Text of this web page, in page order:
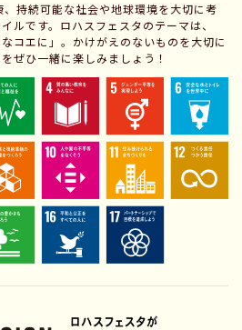
、持続可能な社会や地球環境を大切に考
ルです。ロハスフェスタのテーマは、
コエに」。かけがえのないものを大切に
ぜひ一緒に楽しみましょう！